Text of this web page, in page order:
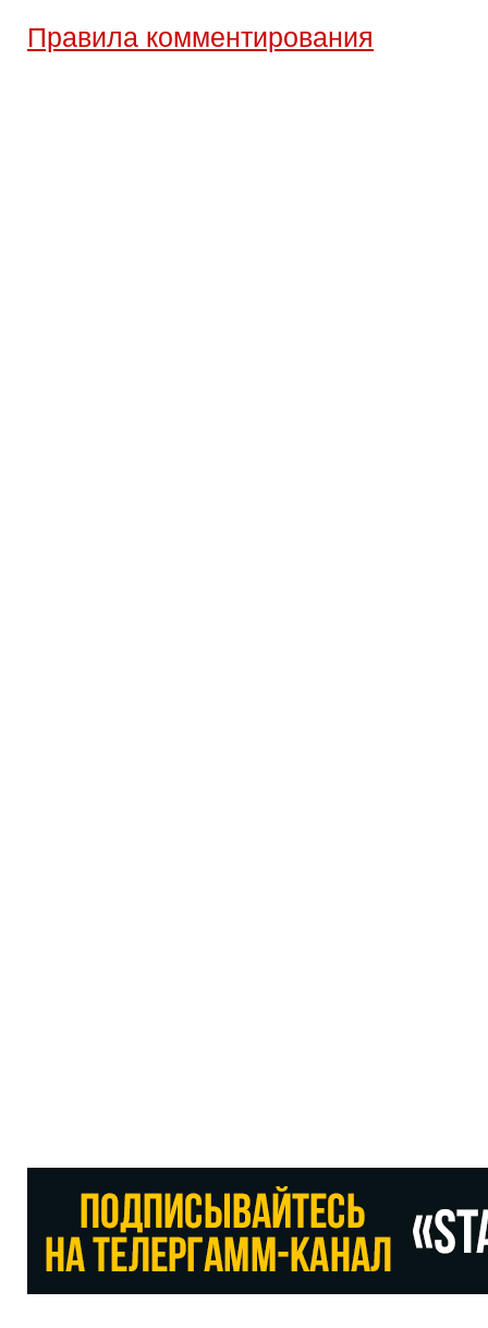
Правила комментирования